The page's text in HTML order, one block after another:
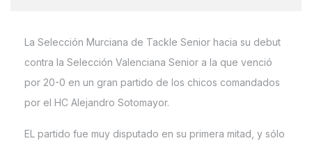
La Selección Murciana de Tackle Senior hacia su debut
contra la Selección Valenciana Senior a la que venció
por 20-0 en un gran partido de los chicos comandados
por el HC Alejandro Sotomayor.
EL partido fue muy disputado en su primera mitad, y sólo